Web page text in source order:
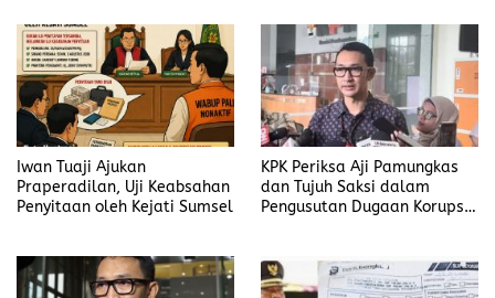
Iwan Tuaji Ajukan
Praperadilan, Uji Keabsahan
Penyitaan oleh Kejati Sumsel
KPK Periksa Aji Pamungkas
dan Tujuh Saksi dalam
Pengusutan Dugaan Korupsi